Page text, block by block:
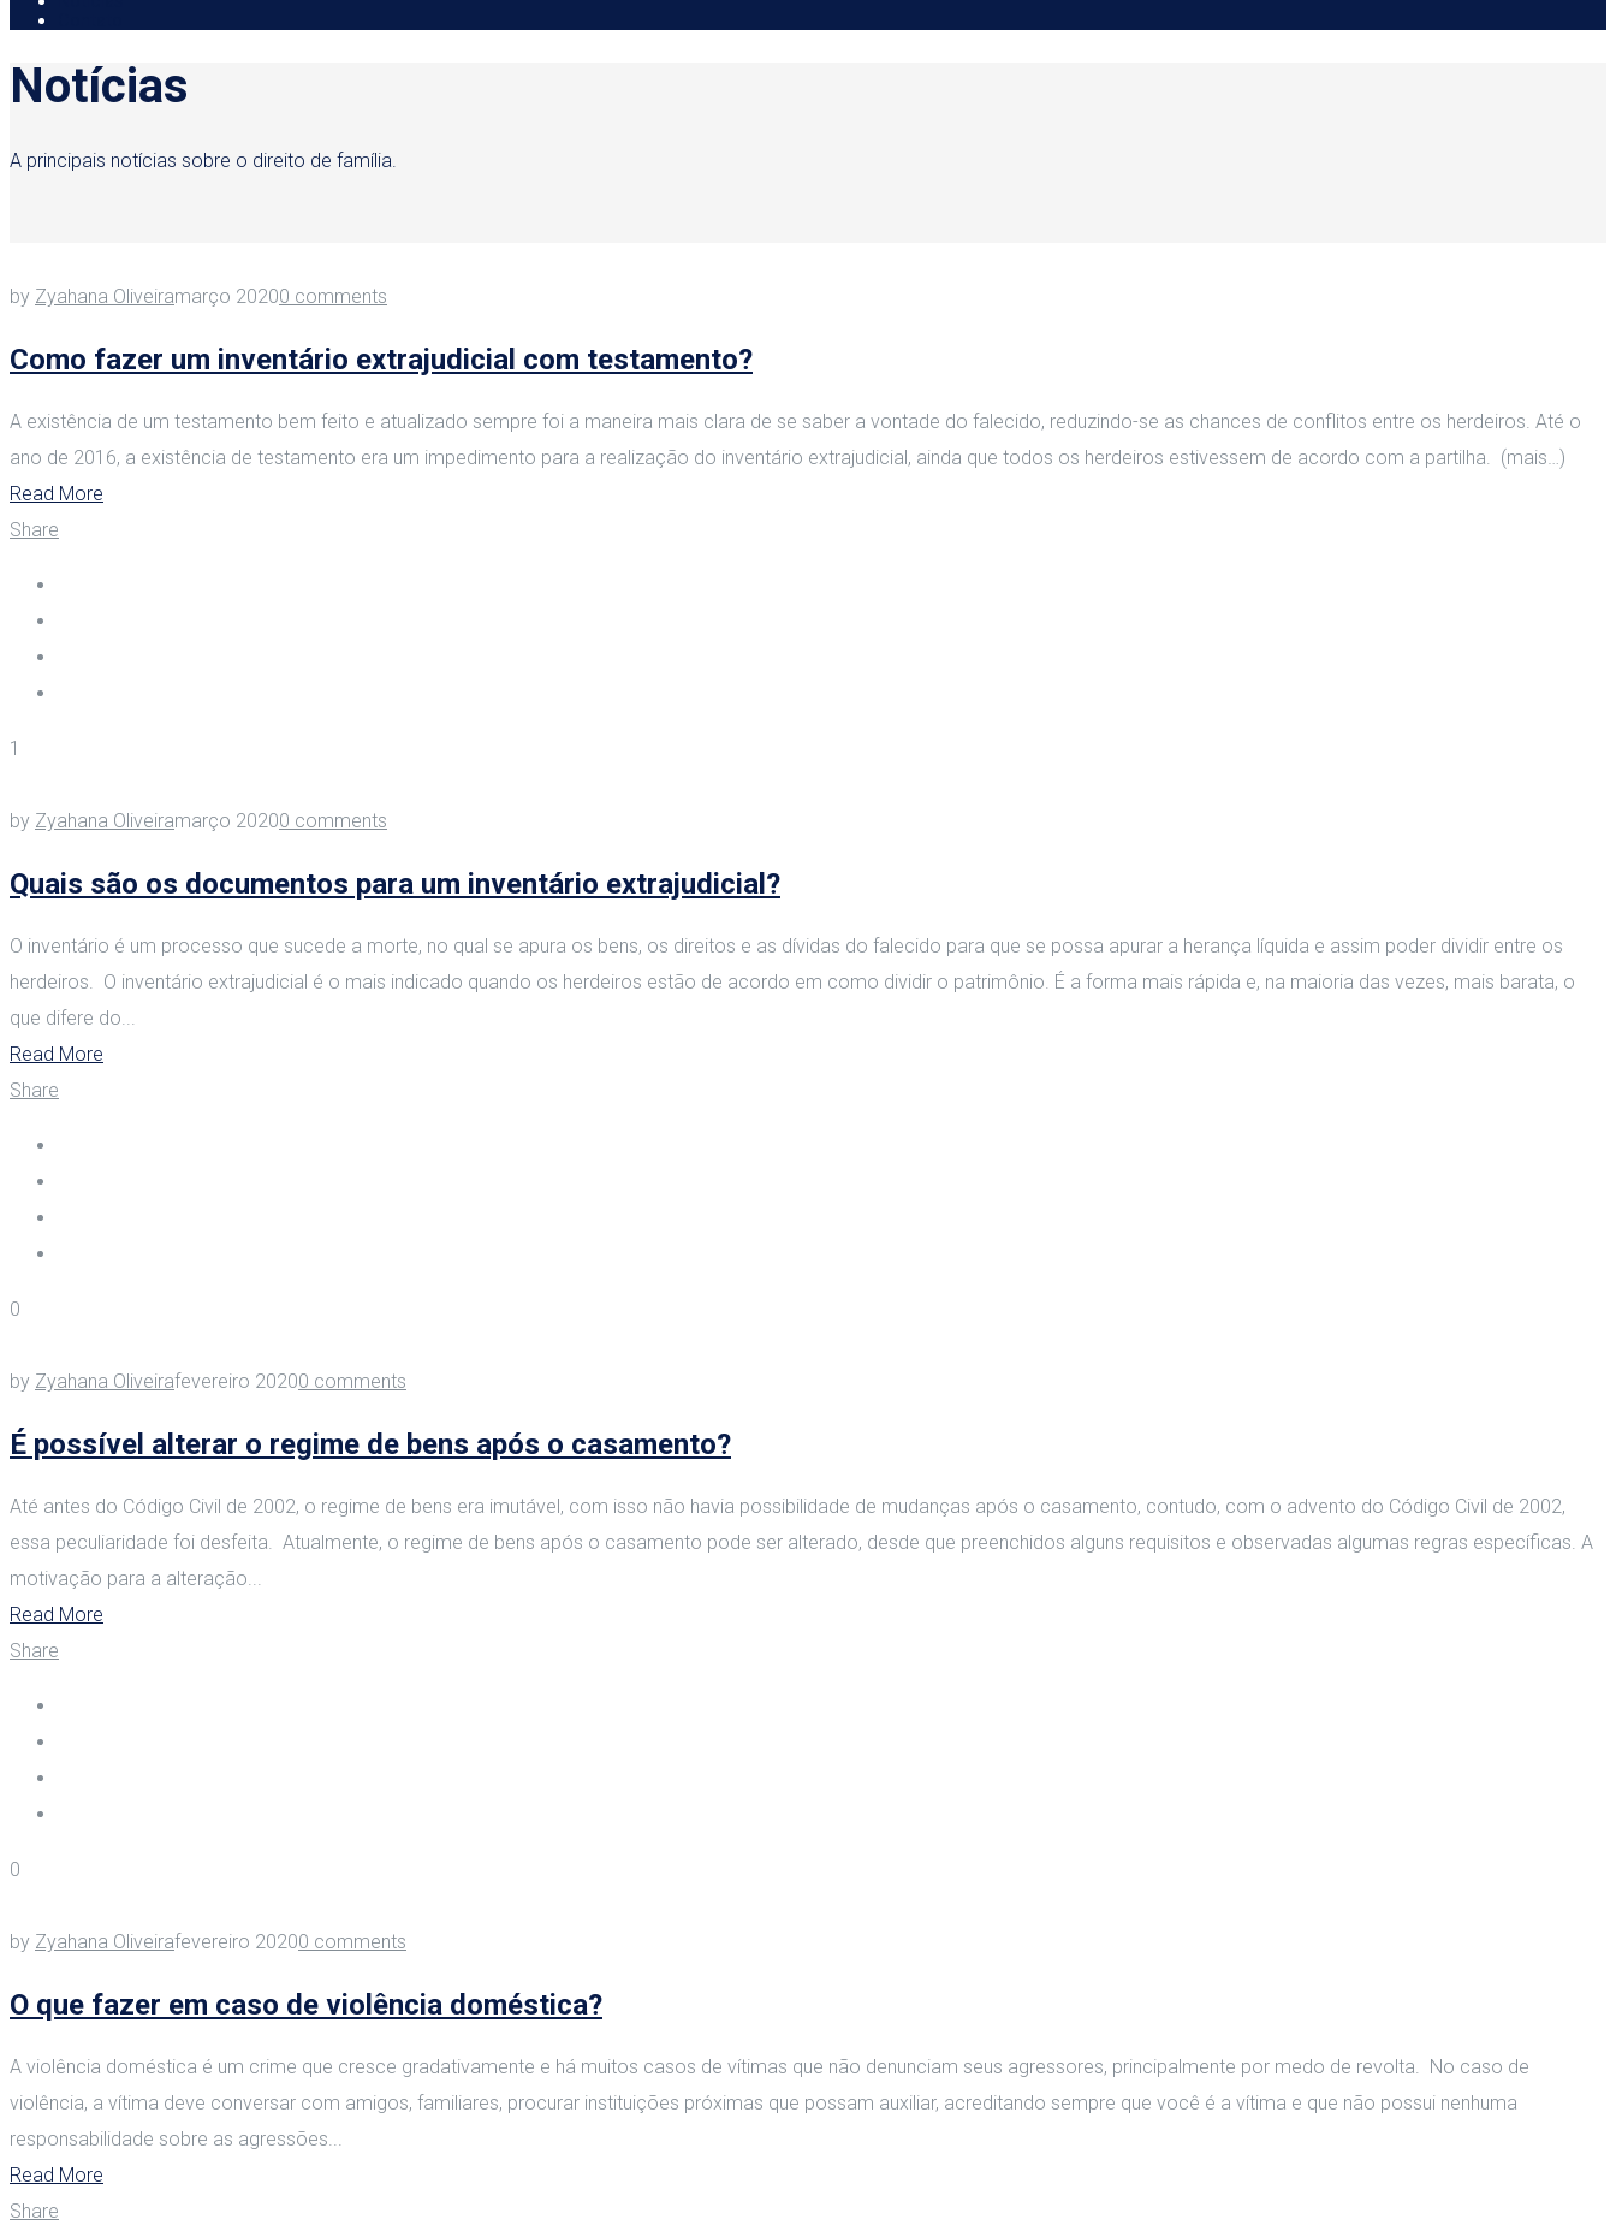
Notícias
A principais notícias sobre o direito de família.
by Zyahana Oliveiramarço 20200 comments
Como fazer um inventário extrajudicial com testamento?
A existência de um testamento bem feito e atualizado sempre foi a maneira mais clara de se saber a vontade do falecido, reduzindo-se as chances de conflitos entre os herdeiros. Até o
ano de 2016, a existência de testamento era um impedimento para a realização do inventário extrajudicial, ainda que todos os herdeiros estivessem de acordo com a partilha. (mais…)
Read More
Share
1
by Zyahana Oliveiramarço 20200 comments
Quais são os documentos para um inventário extrajudicial?
O inventário é um processo que sucede a morte, no qual se apura os bens, os direitos e as dívidas do falecido para que se possa apurar a herança líquida e assim poder dividir entre os
herdeiros. O inventário extrajudicial é o mais indicado quando os herdeiros estão de acordo em como dividir o patrimônio. É a forma mais rápida e, na maioria das vezes, mais barata, o
que difere do...
Read More
Share
0
by Zyahana Oliveirafevereiro 20200 comments
É possível alterar o regime de bens após o casamento?
Até antes do Código Civil de 2002, o regime de bens era imutável, com isso não havia possibilidade de mudanças após o casamento, contudo, com o advento do Código Civil de 2002,
essa peculiaridade foi desfeita. Atualmente, o regime de bens após o casamento pode ser alterado, desde que preenchidos alguns requisitos e observadas algumas regras específicas. A
motivação para a alteração...
Read More
Share
0
by Zyahana Oliveirafevereiro 20200 comments
O que fazer em caso de violência doméstica?
A violência doméstica é um crime que cresce gradativamente e há muitos casos de vítimas que não denunciam seus agressores, principalmente por medo de revolta. No caso de
violência, a vítima deve conversar com amigos, familiares, procurar instituições próximas que possam auxiliar, acreditando sempre que você é a vítima e que não possui nenhuma
responsabilidade sobre as agressões...
Read More
Share